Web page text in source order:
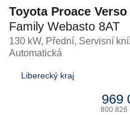
Toyota Proace Verso
Family Webasto 8AT
130 kW, Přední, Servisní
Automatická
Liberecký kraj
969
800 826